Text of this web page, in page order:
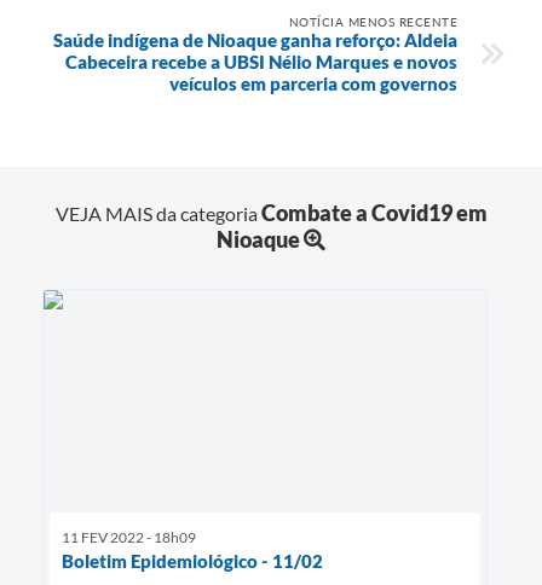
NOTÍCIA MENOS RECENTE
Saúde indígena de Nioaque ganha reforço: Aldeia
Cabeceira recebe a UBSI Nélio Marques e novos
veículos em parceria com governos
VEJA MAIS da categoriaCombate a Covid19 em
Nioaque
11 FEV 2022 - 18h09
Boletim Epidemiológico - 11/02